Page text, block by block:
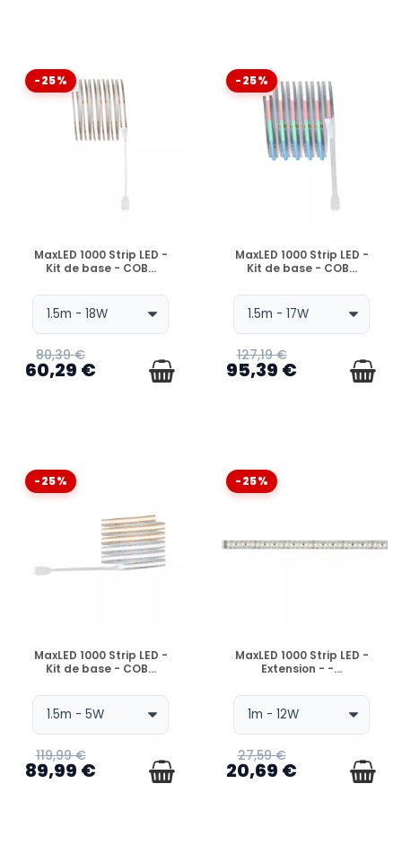
-25%
EN STOCK
MaxLED 1000 Strip LED -
Kit de base - COB...
80,39 €
60,29 €
-25%
EN STOCK
MaxLED 1000 Strip LED -
Kit de base - COB...
127,19 €
95,39 €
-25%
EN STOCK
MaxLED 1000 Strip LED -
Kit de base - COB...
119,99 €
89,99 €
-25%
EN STOCK
MaxLED 1000 Strip LED -
Extension - -...
27,59 €
20,69 €